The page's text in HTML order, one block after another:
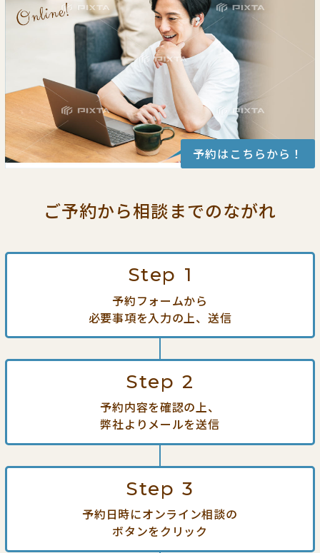
予約はこちらから！
ご予約から相談までのながれ
Step 1
予約フォームから
必要事項を入力の上、送信
Step 2
予約内容を確認の上、
弊社よりメールを送信
Step 3
予約日時にオンライン相談の
ボタンをクリック